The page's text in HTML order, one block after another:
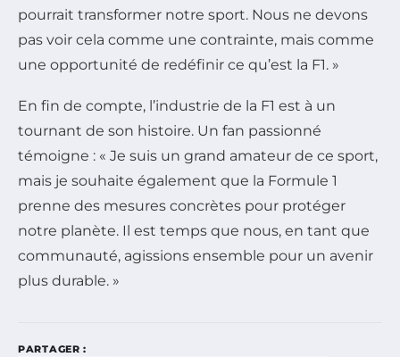
pourrait transformer notre sport. Nous ne devons
pas voir cela comme une contrainte, mais comme
une opportunité de redéfinir ce qu’est la F1. »
En fin de compte, l’industrie de la F1 est à un
tournant de son histoire. Un fan passionné
témoigne : « Je suis un grand amateur de ce sport,
mais je souhaite également que la Formule 1
prenne des mesures concrètes pour protéger
notre planète. Il est temps que nous, en tant que
communauté, agissions ensemble pour un avenir
plus durable. »
PARTAGER :